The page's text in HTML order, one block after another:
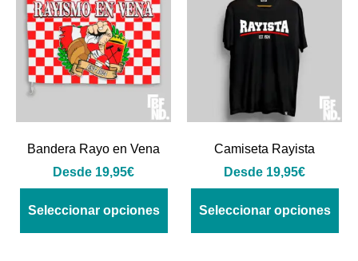
Bandera Rayo en Vena
Desde 19,95€
Seleccionar opciones
Camiseta Rayista
Desde 19,95€
Seleccionar opciones